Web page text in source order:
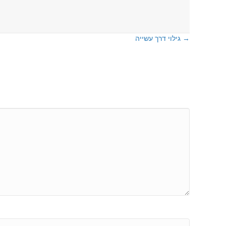
גילוי דרך עשייה →